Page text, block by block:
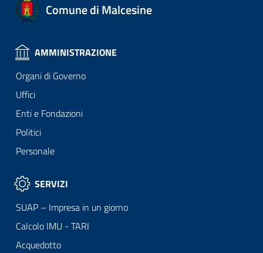
Comune di Malcesine
AMMINISTRAZIONE
Organi di Governo
Uffici
Enti e Fondazioni
Politici
Personale
SERVIZI
SUAP – Impresa in un giorno
Calcolo IMU - TARI
Acquedotto